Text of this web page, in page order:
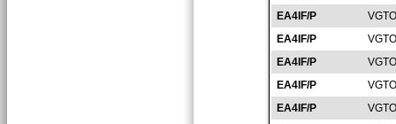
EA4IF/P
EA4IF/P
EA4IF/P
EA4IF/P
EA4IF/P